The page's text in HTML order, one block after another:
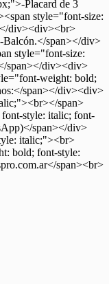
Placard de 3
style="font-size:
div><div><br>
span></div>
style="font-size:
span></div><div>
weight: bold;
span></div><div>
span>
style: italic; font-
span></div>
italic;"><br>
bold; font-style:
span><br>